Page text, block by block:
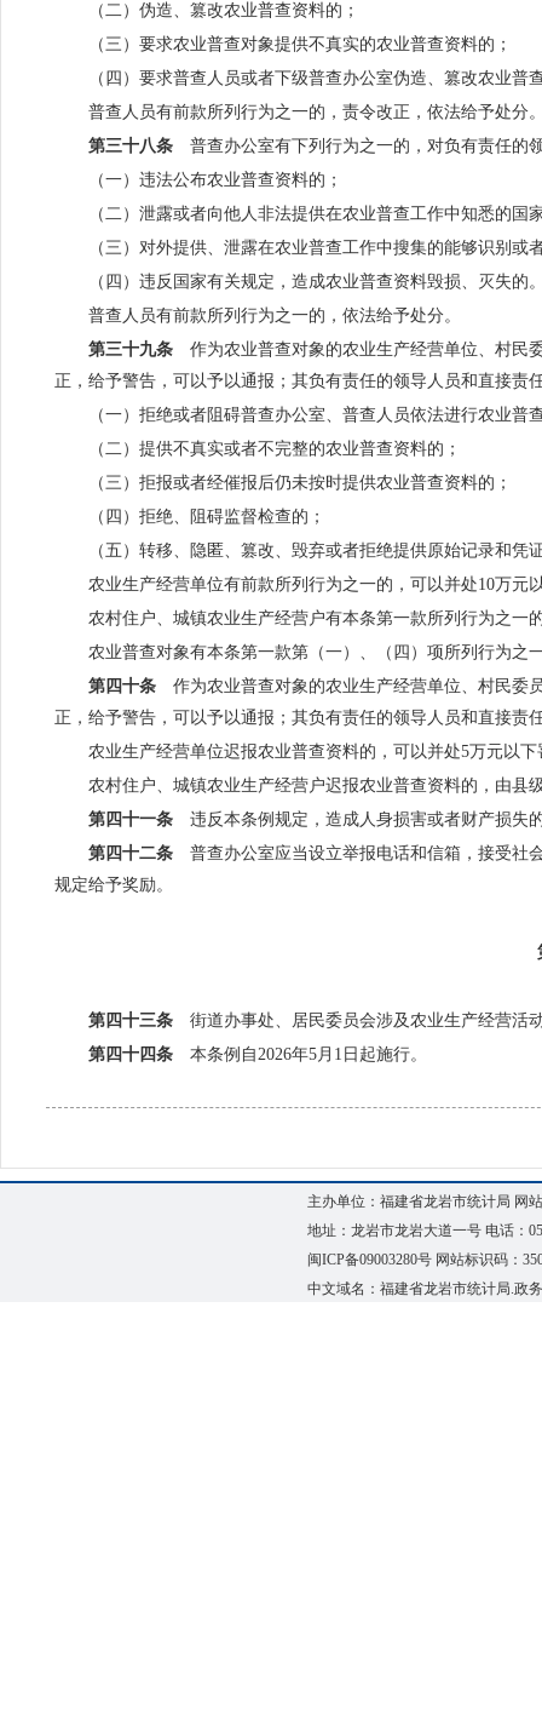
（二）伪造、篡改农业普查资料的；
（三）要求农业普查对象提供不真实的农业普查资料的；
（四）要求普查人员或者下级普查办公室伪造、篡改农业普
普查人员有前款所列行为之一的，责令改正，依法给予处分
第三十八条 普查办公室有下列行为之一的，对负有责任的
（一）违法公布农业普查资料的；
（二）泄露或者向他人非法提供在农业普查工作中知悉的
（三）对外提供、泄露在农业普查工作中搜集的能够识别
（四）违反国家有关规定，造成农业普查资料毁损、灭失的
普查人员有前款所列行为之一的，依法给予处分。
第三十九条 作为农业普查对象的农业生产经营单位、村民
正，给予警告，可以予以通报；其负有责任的领导人员和直接责
（一）拒绝或者阻碍普查办公室、普查人员依法进行农业普
（二）提供不真实或者不完整的农业普查资料的；
（三）拒报或者经催报后仍未按时提供农业普查资料的；
（四）拒绝、阻碍监督检查的；
（五）转移、隐匿、篡改、毁弃或者拒绝提供原始记录和
农业生产经营单位有前款所列行为之一的，可以并处10万元
农村住户、城镇农业生产经营户有本条第一款所列行为之
农业普查对象有本条第一款第（一）、（四）项所列行为之
第四十条 作为农业普查对象的农业生产经营单位、村民委
正，给予警告，可以予以通报；其负有责任的领导人员和直接责
农业生产经营单位迟报农业普查资料的，可以并处5万元以下
农村住户、城镇农业生产经营户迟报农业普查资料的，由县
第四十一条 违反本条例规定，造成人身损害或者财产损失
第四十二条 普查办公室应当设立举报电话和信箱，接受社
规定给予奖励。
第四十三条 街道办事处、居民委员会涉及农业生产经营活
第四十四条 本条例自2026年5月1日起施行。